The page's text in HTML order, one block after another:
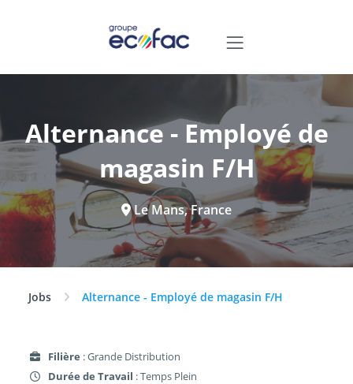
Alternance - Employé de
magasin F/H
Le Mans, France
Jobs Alternance - Employé de magasin F/H
Filière : Grande Distribution
Durée de Travail : Temps Plein